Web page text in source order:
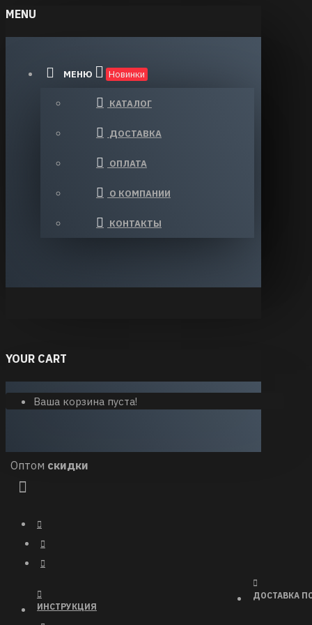
MENU
МЕНЮ Новинки
КАТАЛОГ
ДОСТАВКА
ОПЛАТА
О КОМПАНИИ
КОНТАКТЫ
YOUR CART
Ваша корзина пуста!
Оптом скидки
ДОСТАВКА
ИНСТРУКЦИЯ